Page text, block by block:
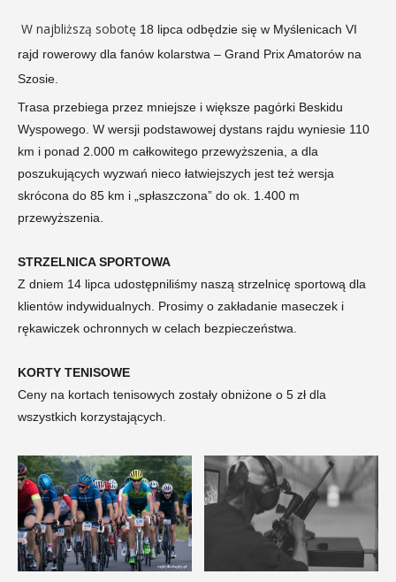
W najbliższą sobotę 18 lipca odbędzie się w Myślenicach VI
rajd rowerowy dla fanów kolarstwa – Grand Prix Amatorów na
Szosie.
Trasa przebiega przez mniejsze i większe pagórki Beskidu
Wyspowego. W wersji podstawowej dystans rajdu wyniesie 110
km i ponad 2.000 m całkowitego przewyższenia, a dla
poszukujących wyzwań nieco łatwiejszych jest też wersja
skrócona do 85 km i „spłaszczona” do ok. 1.400 m
przewyższenia.
STRZELNICA SPORTOWA
Z dniem 14 lipca udostępniliśmy naszą strzelnicę sportową dla
klientów indywidualnych. Prosimy o zakładanie maseczek i
rękawiczek ochronnych w celach bezpieczeństwa.
KORTY TENISOWE
Ceny na kortach tenisowych zostały obniżone o 5 zł dla
wszystkich korzystających.